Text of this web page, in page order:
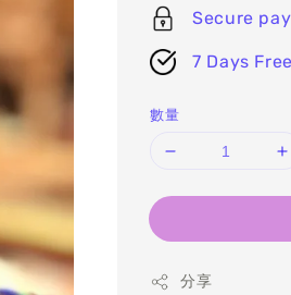
Secure
7 Days
數量
分享